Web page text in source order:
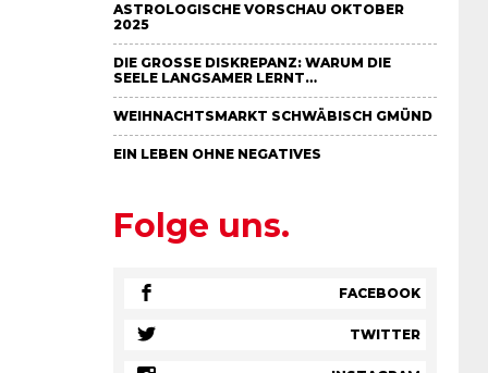
ASTROLOGISCHE VORSCHAU OKTOBER
2025
DIE GROSSE DISKREPANZ: WARUM DIE S
EELE LANGSAMER LERNT…
WEIHNACHTSMARKT SCHWÄBISCH GMÜND
EIN LEBEN OHNE NEGATIVES
Folge uns.
FACEBOOK
TWITTER